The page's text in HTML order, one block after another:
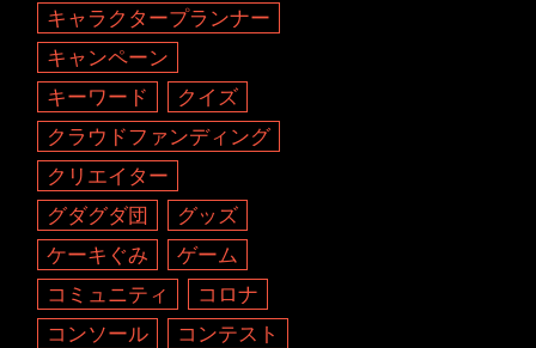
キャラクタープランナー
キャンペーン
キーワード
クイズ
クラウドファンディング
クリエイター
グダグダ団
グッズ
ケーキぐみ
ゲーム
コミュニティ
コロナ
コンソール
コンテスト